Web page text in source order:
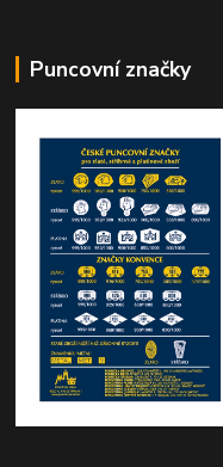
Puncovní značky